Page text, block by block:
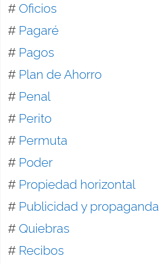
# Oficios
# Pagaré
# Pagos
# Plan de Ahorro
# Penal
# Perito
# Permuta
# Poder
# Propiedad horizontal
# Publicidad y propaganda
# Quiebras
# Recibos